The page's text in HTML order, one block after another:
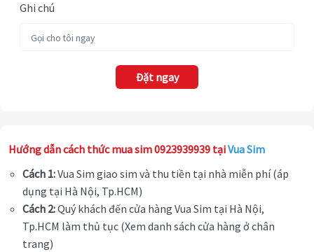
Ghi chú
Đặt ngay
Hướng dẫn cách thức mua sim 0923939939 tạiVua Sim
Cách 1:Vua Sim giao sim và thu tiền tại nhà miễn phí (áp
dụng tại Hà Nội, Tp.HCM)
Cách 2:Quý khách đến cửa hàng Vua Sim tại Hà Nội,
Tp.HCM làm thủ tục (Xem danh sách cửa hàng ở chân
trang)